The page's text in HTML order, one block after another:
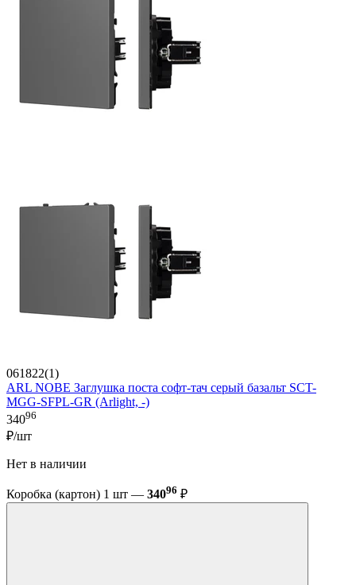
061822(1)
ARL NOBE Заглушка поста софт-тач серый базальт SCT-
MGG-SFPL-GR (Arlight, -)
34096
₽/шт
Нет в наличии
Коробка (картон) 1 шт — 34096 ₽